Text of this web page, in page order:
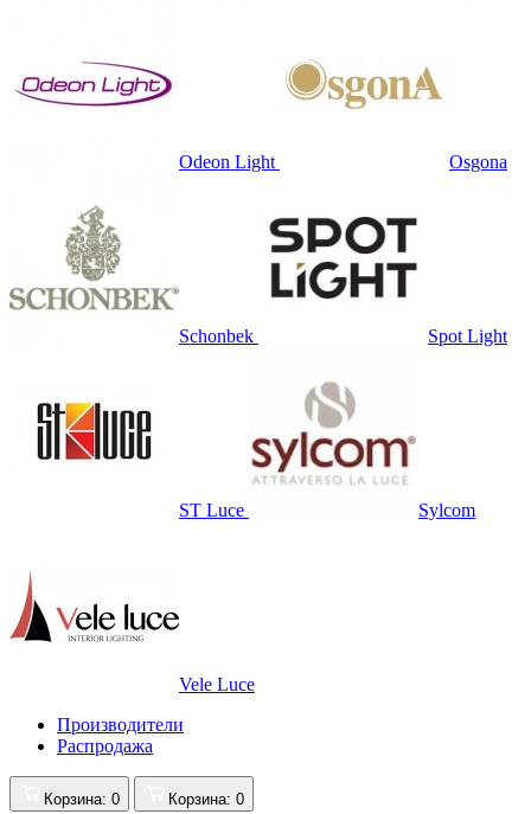
Odeon Light Osgona
Schonbek Spot Light
ST Luce Sylcom
Vele Luce
Производители
Распродажа
Корзина: 0 Корзина: 0